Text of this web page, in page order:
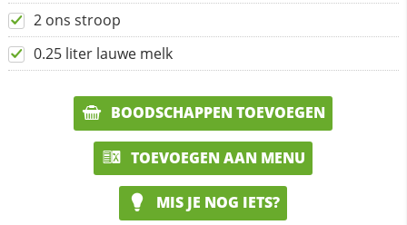
2 ons stroop
0.25 liter lauwe melk
BOODSCHAPPEN TOEVOEGEN
TOEVOEGEN AAN MENU
MIS JE NOG IETS?